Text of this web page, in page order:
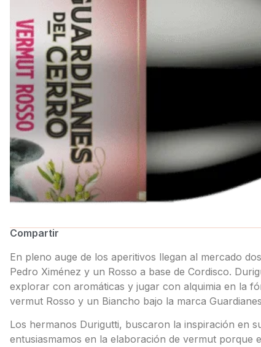
Compartir
En pleno auge de los aperitivos llegan al mercado
Pedro Ximénez y un Rosso a base de Cordisco.
explorar con aromáticas y jugar con alquimia en la
vermut Rosso y un Biancho bajo la marca
Los hermanos Durigutti, buscaron la inspiración en
entusiasmamos en la elaboración de vermut